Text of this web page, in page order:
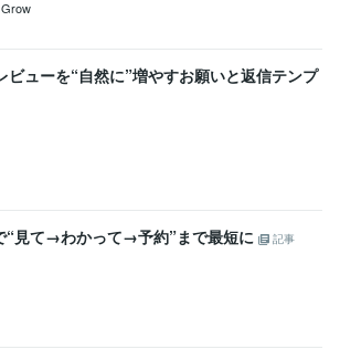
ビューを“自然に”増やすお願いと返信テンプ
見て→わかって→予約”まで最短に
記事